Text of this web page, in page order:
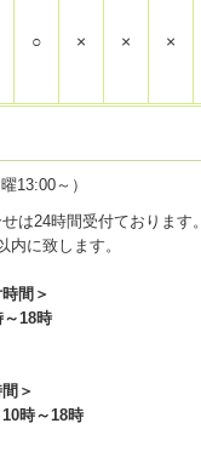
○ × × ×
13:00～）
は24時間受付ております。
内に致します。
間＞
18時
＞
時～18時